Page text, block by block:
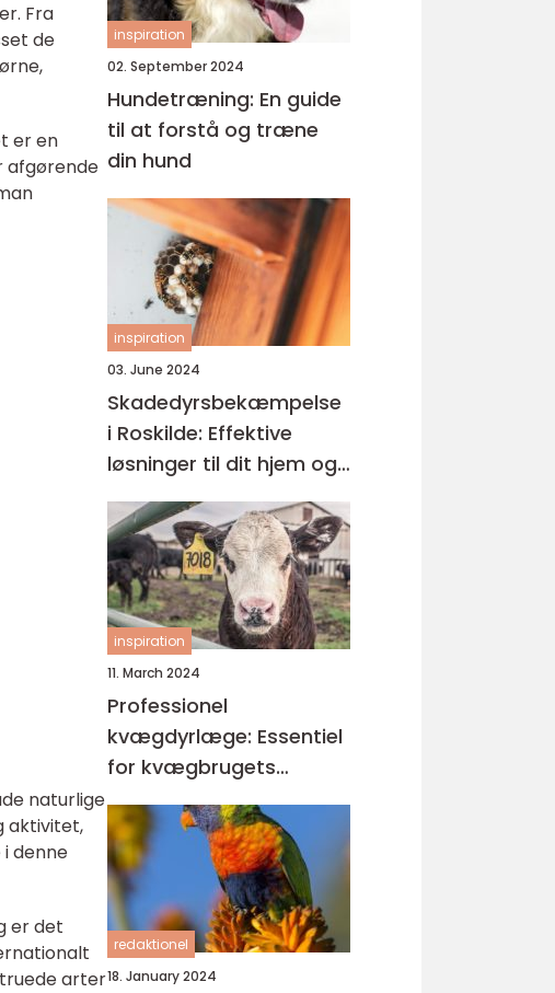
Fra
de
er en
afgørende
naturlige
aktivitet,
denne
er det
arter
inspiration
02. September 2024
Hundetræning: En guide
til at forstå og træne
din hund
inspiration
03. June 2024
Skadedyrsbekæmpelse
i Roskilde: Effektive
løsninger til dit hjem og
virksomhed
inspiration
11. March 2024
Professionel
kvægdyrlæge: Essentiel
for kvægbrugets
succes
redaktionel
18. January 2024